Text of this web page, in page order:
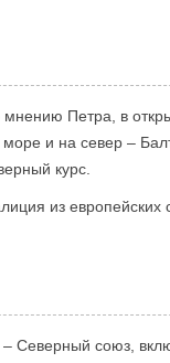
Петра, в
и на север –
курс.
из
Северный союз,